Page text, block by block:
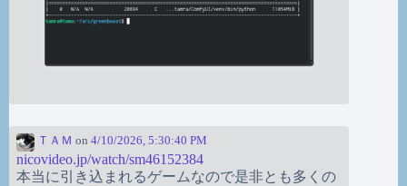
ＴＡＭ on 4/10/2026, 5:30:40 PM
nicovideo.jp/watch/sm46152384
本当に引き込まれるゲームなので是非とも多くの